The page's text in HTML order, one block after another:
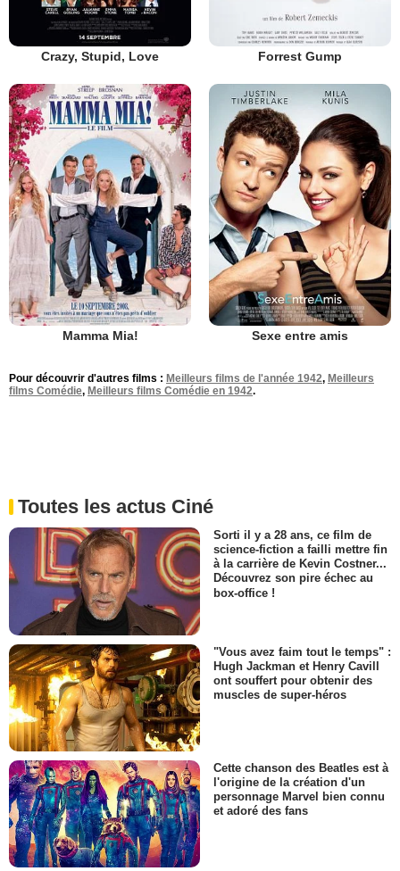
Crazy, Stupid, Love Forrest Gump
Mamma Mia! Sexe entre amis
Pour découvrir d'autres films : Meilleurs films de l'année 1942, Meilleurs
films Comédie, Meilleurs films Comédie en 1942.
Toutes les actus Ciné
Sorti il y a 28 ans, ce film de
science-fiction a failli mettre fin
à la carrière de Kevin Costner...
Découvrez son pire échec au
box-office !
"Vous avez faim tout le temps" :
Hugh Jackman et Henry Cavill
ont souffert pour obtenir des
muscles de super-héros
Cette chanson des Beatles est à
l'origine de la création d'un
personnage Marvel bien connu
et adoré des fans